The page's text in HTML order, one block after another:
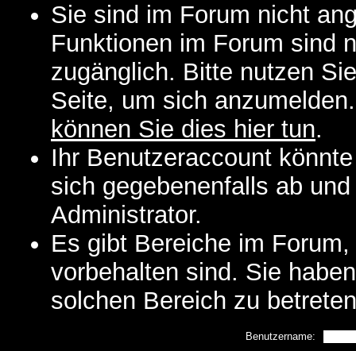
Sie sind im Forum nicht
Funktionen im Forum sind
zugänglich. Bitte nutzen
Seite, um sich
können Sie dies hier tun.
Ihr Benutzeraccount
sich gegebenenfalls ab
Administrator.
Es gibt Bereiche im
vorbehalten sind. Sie
solchen Bereich zu
Benutzername: